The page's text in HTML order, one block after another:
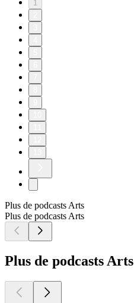
1
Plus de podcasts Arts
Plus de podcasts Arts
Plus de podcasts Arts